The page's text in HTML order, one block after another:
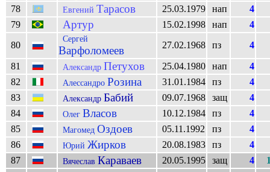
78
Евгений Тарасов 25.03.1979 нап
4
79
Артур 15.02.1998 нап
4
80
Сергей
Варфоломеев 27.02.1968 пз 4
81 Александр Петухов 25.04.1980 нап
4
82
Алессандро Розина 31.01.1984 пз
4
83
Александр Бабий 09.07.1968 защ
4
84
Олег Власов 10.12.1984 пз
4
85
Магомед Оздоев 05.11.1992 пз
4
86
Юрий Жирков 20.08.1983 пз
4
87
Вячеслав Караваев 20.05.1995 защ 4